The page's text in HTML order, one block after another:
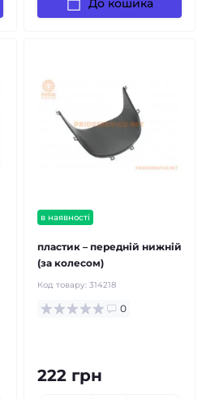
До кошика
в наявності
пластик – передній нижній
(за колесом)
Код товару: 314218
0
222 грн